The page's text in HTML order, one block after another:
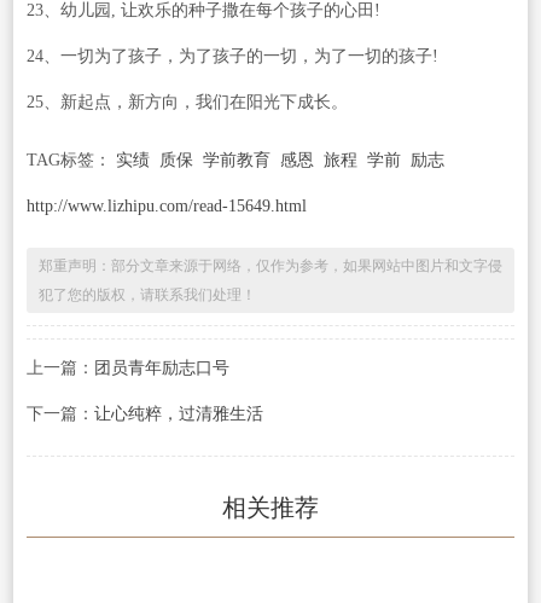
23、幼儿园, 让欢乐的种子撒在每个孩子的心田!
24、一切为了孩子，为了孩子的一切，为了一切的孩子!
25、新起点，新方向，我们在阳光下成长。
TAG标签： 实绩 质保 学前教育 感恩 旅程 学前 励志
http://www.lizhipu.com/read-15649.html
郑重声明：部分文章来源于网络，仅作为参考，如果网站中图片和文字侵
犯了您的版权，请联系我们处理！
上一篇： 团员青年励志口号
下一篇： 让心纯粹，过清雅生活
相关推荐